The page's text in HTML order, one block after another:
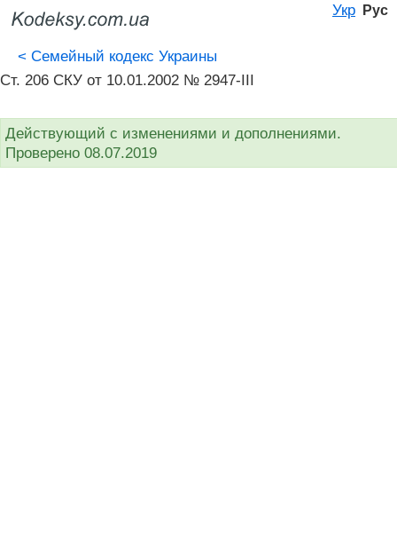
Укр Рус
< Семейный кодекс Украины
Ст. 206 СКУ от 10.01.2002 № 2947-III
Действующий с изменениями и дополнениями.
Проверено 08.07.2019